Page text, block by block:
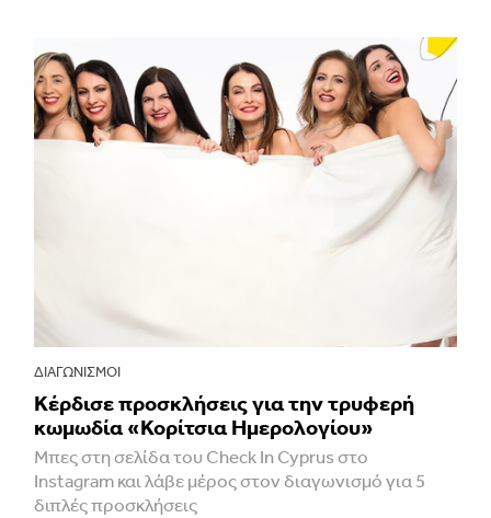
ΔΙΑΓΩΝΙΣΜΟΊ
Κέρδισε προσκλήσεις για την τρυφερή
κωμωδία «Κορίτσια Ημερολογίου»
Μπες στη σελίδα του Check In Cyprus στο
Instagram και λάβε μέρος στον διαγωνισμό για 5
διπλές προσκλήσεις